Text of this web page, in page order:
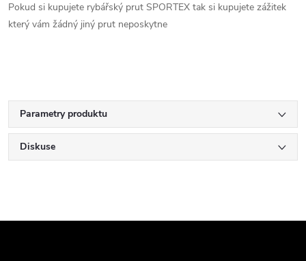
Pokud si kupujete rybářský prut SPORTEX tak si kupujete zážitek
který vám žádný jiný prut neposkytne
Parametry produktu
Diskuse